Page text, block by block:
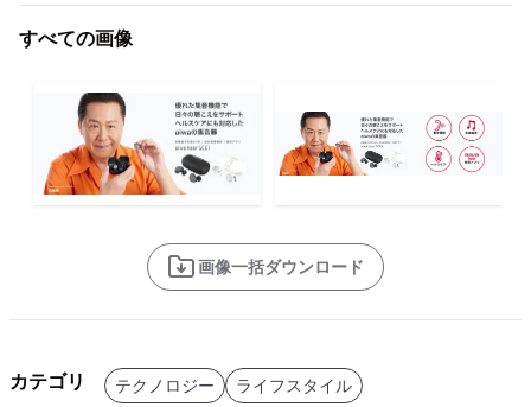
すべての画像
画像一括ダウンロード
カテゴリ テクノロジー ライフスタイル